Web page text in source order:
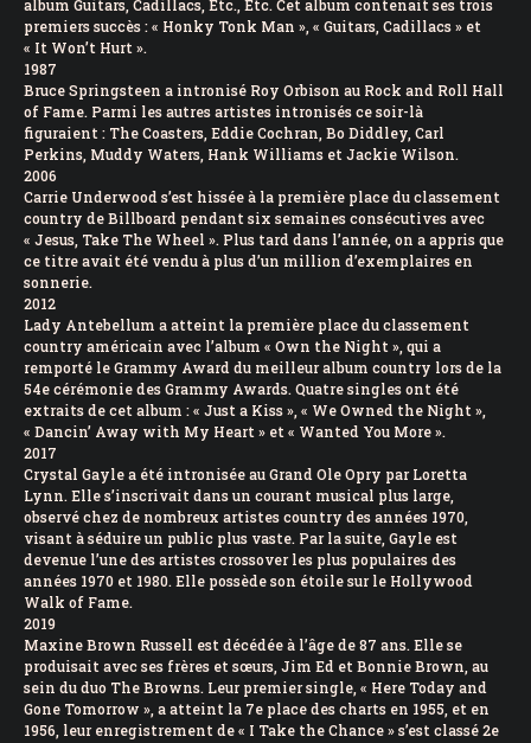
album Guitars, Cadillacs, Etc., Etc. Cet album contenait ses trois
premiers succès : « Honky Tonk Man », « Guitars, Cadillacs » et
« It Won’t Hurt ».
1987
Bruce Springsteen a intronisé Roy Orbison au Rock and Roll Hall
of Fame. Parmi les autres artistes intronisés ce soir-là
figuraient : The Coasters, Eddie Cochran, Bo Diddley, Carl
Perkins, Muddy Waters, Hank Williams et Jackie Wilson.
2006
Carrie Underwood s’est hissée à la première place du classement
country de Billboard pendant six semaines consécutives avec
« Jesus, Take The Wheel ». Plus tard dans l’année, on a appris que
ce titre avait été vendu à plus d’un million d’exemplaires en
sonnerie.
2012
Lady Antebellum a atteint la première place du classement
country américain avec l’album « Own the Night », qui a
remporté le Grammy Award du meilleur album country lors de la
54e cérémonie des Grammy Awards. Quatre singles ont été
extraits de cet album : « Just a Kiss », « We Owned the Night »,
« Dancin’ Away with My Heart » et « Wanted You More ».
2017
Crystal Gayle a été intronisée au Grand Ole Opry par Loretta
Lynn. Elle s’inscrivait dans un courant musical plus large,
observé chez de nombreux artistes country des années 1970,
visant à séduire un public plus vaste. Par la suite, Gayle est
devenue l’une des artistes crossover les plus populaires des
années 1970 et 1980. Elle possède son étoile sur le Hollywood
Walk of Fame.
2019
Maxine Brown Russell est décédée à l’âge de 87 ans. Elle se
produisait avec ses frères et sœurs, Jim Ed et Bonnie Brown, au
sein du duo The Browns. Leur premier single, « Here Today and
Gone Tomorrow », a atteint la 7e place des charts en 1955, et en
1956, leur enregistrement de « I Take the Chance » s’est classé 2e